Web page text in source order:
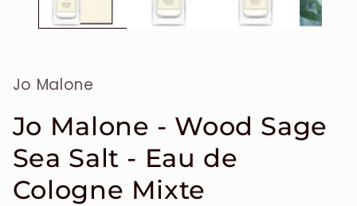
modale
Jo Malone
Jo Malone - Wood Sage
Sea Salt - Eau de
Cologne Mixte